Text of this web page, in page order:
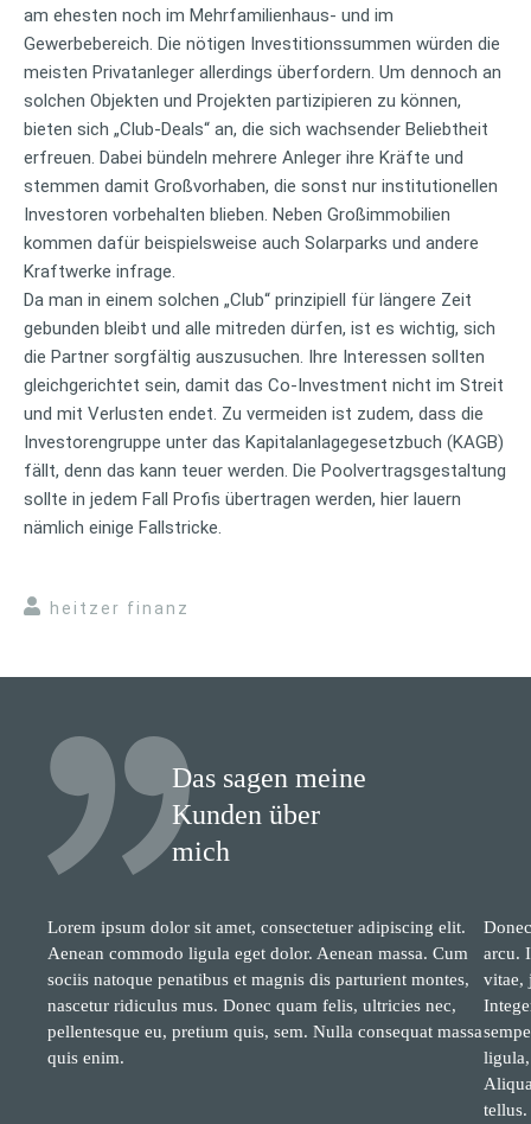
am ehesten noch im Mehrfamilienhaus- und im
Gewerbebereich. Die nötigen Investitionssummen würden die
meisten Privatanleger allerdings überfordern. Um dennoch an
solchen Objekten und Projekten partizipieren zu können,
bieten sich „Club-Deals“ an, die sich wachsender Beliebtheit
erfreuen. Dabei bündeln mehrere Anleger ihre Kräfte und
stemmen damit Großvorhaben, die sonst nur institutionellen
Investoren vorbehalten blieben. Neben Großimmobilien
kommen dafür beispielsweise auch Solarparks und andere
Kraftwerke infrage.
Da man in einem solchen „Club“ prinzipiell für längere Zeit
gebunden bleibt und alle mitreden dürfen, ist es wichtig, sich
die Partner sorgfältig auszusuchen. Ihre Interessen sollten
gleichgerichtet sein, damit das Co-Investment nicht im Streit
und mit Verlusten endet. Zu vermeiden ist zudem, dass die
Investorengruppe unter das Kapitalanlagegesetzbuch (KAGB)
fällt, denn das kann teuer werden. Die Poolvertragsgestaltung
sollte in jedem Fall Profis übertragen werden, hier lauern
nämlich einige Fallstricke.
heitzer finanz
Das sagen meine
Kunden über
mich
Lorem ipsum dolor sit amet, consectetuer adipiscing elit.
Aenean commodo ligula eget dolor. Aenean massa. Cum
sociis natoque penatibus et magnis dis parturient montes,
nascetur ridiculus mus. Donec quam felis, ultricies nec,
pellentesque eu, pretium quis, sem. Nulla consequat massa
quis enim.
arcu.
vitae,
tellus.